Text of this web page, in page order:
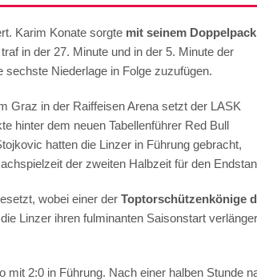
Karim Konate sorgte mit seinem Doppelpack
in der 27. Minute und in der 5. Minute der
Niederlage in Folge zuzufügen.
Graz in der Raiffeisen Arena setzt der LASK
hinter dem neuen Tabellenführer Red Bull
hatten die Linzer in Führung gebracht,
der zweiten Halbzeit für den
wobei einer der Toptorschützenkönige
Linzer ihren fulminanten Saisonstart
2:0 in Führung. Nach einer halben Stunde